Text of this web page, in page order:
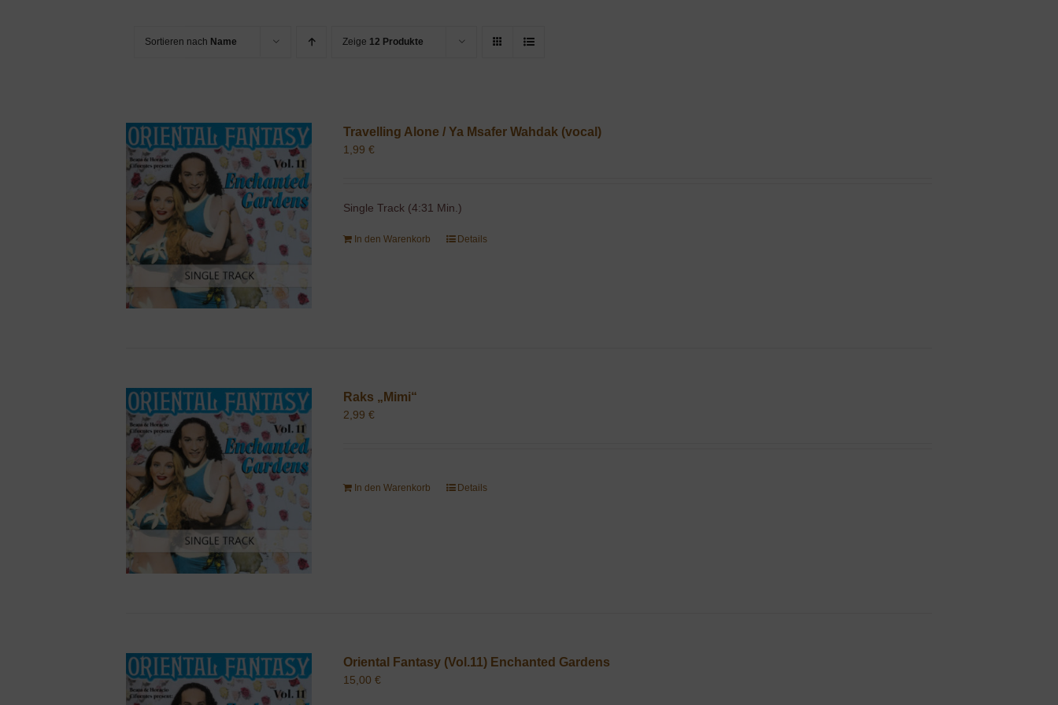
Sortieren nach Name Zeige 12 Produkte
Travelling Alone / Ya Msafer Wahdak (vocal)
1,99€
Single Track (4:31 Min.)
In den Warenkorb Details
Raks „Mimi“
2,99€
In den Warenkorb Details
Oriental Fantasy (Vol.11) Enchanted Gardens
15,00€